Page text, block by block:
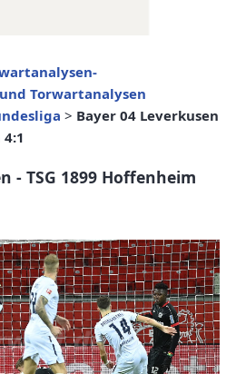
Torwartanalysen
> Bayer 04 Leverkusen
- TSG 1899 Hoffenheim